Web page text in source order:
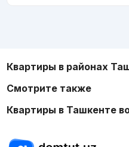
Квартиры в районах
Смотрите также
Квартиры в Ташкенте